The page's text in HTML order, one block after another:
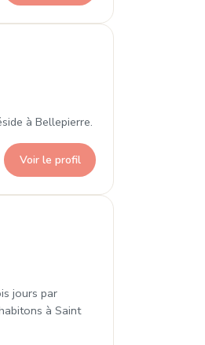
à Bellepierre.
Voir le profil
jours par
à Saint